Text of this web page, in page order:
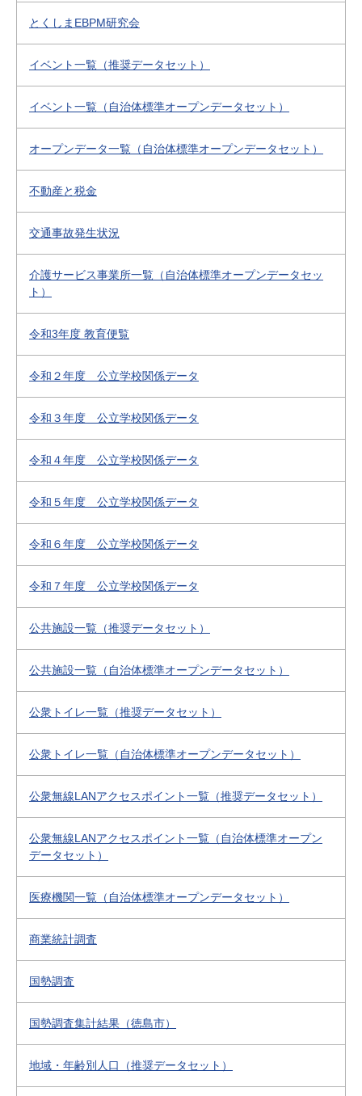
とくしまEBPM研究会
イベント一覧（推奨データセット）
イベント一覧（自治体標準オープンデータセット）
オープンデータ一覧（自治体標準オープンデータセット）
不動産と税金
交通事故発生状況
介護サービス事業所一覧（自治体標準オープンデータセッ
ト）
令和3年度 教育便覧
令和２年度 公立学校関係データ
令和３年度 公立学校関係データ
令和４年度 公立学校関係データ
令和５年度 公立学校関係データ
令和６年度 公立学校関係データ
令和７年度 公立学校関係データ
公共施設一覧（推奨データセット）
公共施設一覧（自治体標準オープンデータセット）
公衆トイレ一覧（推奨データセット）
公衆トイレ一覧（自治体標準オープンデータセット）
公衆無線LANアクセスポイント一覧（推奨データセット）
公衆無線LANアクセスポイント一覧（自治体標準オープン
データセット）
医療機関一覧（自治体標準オープンデータセット）
商業統計調査
国勢調査
国勢調査集計結果（徳島市）
地域・年齢別人口（推奨データセット）